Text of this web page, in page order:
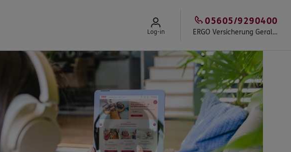
Log-in ERGO Versicherung Gerald Rahn
05605/9290400